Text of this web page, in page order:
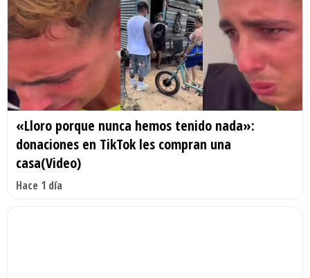
«Lloro porque nunca hemos tenido nada»:
donaciones en TikTok les compran una
casa(Video)
Hace 1 día